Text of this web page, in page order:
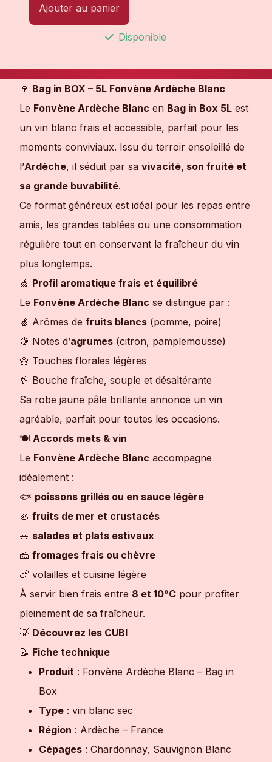
Ajouter au panier
Disponible
🍷 Bag in BOX – 5L Fonvène Ardèche Blanc
Le Fonvène Ardèche Blanc en Bag in Box 5L est
un vin blanc frais et accessible, parfait pour les
moments conviviaux. Issu du terroir ensoleillé de
l’Ardèche, il séduit par sa vivacité, son fruité et
sa grande buvabilité.
Ce format généreux est idéal pour les repas entre
amis, les grandes tablées ou une consommation
régulière tout en conservant la fraîcheur du vin
plus longtemps.
🍏 Profil aromatique frais et équilibré
Le Fonvène Ardèche Blanc se distingue par :
🍏 Arômes de fruits blancs (pomme, poire)
🍋 Notes d’agrumes (citron, pamplemousse)
🌼 Touches florales légères
🥂 Bouche fraîche, souple et désaltérante
Sa robe jaune pâle brillante annonce un vin
agréable, parfait pour toutes les occasions.
🍽 Accords mets & vin
Le Fonvène Ardèche Blanc accompagne
idéalement :
🐟 poissons grillés ou en sauce légère
🦪 fruits de mer et crustacés
🥗 salades et plats estivaux
🧀 fromages frais ou chèvre
🍗 volailles et cuisine légère
À servir bien frais entre 8 et 10°C pour profiter
pleinement de sa fraîcheur.
💡 Découvrez les CUBI
📝 Fiche technique
Produit : Fonvène Ardèche Blanc – Bag in
Box
Type : vin blanc sec
Région : Ardèche – France
Cépages : Chardonnay, Sauvignon Blanc